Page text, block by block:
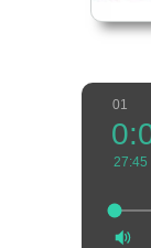
01
27:45